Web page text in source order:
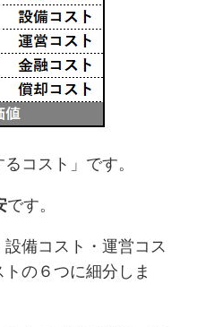
コスト」です。
です。
備コスト・運営コス
の６つに細分しま